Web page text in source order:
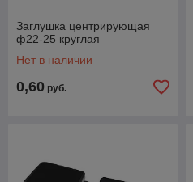
Заглушка центрирующая
ф22-25 круглая
Нет в наличии
0,60 руб.